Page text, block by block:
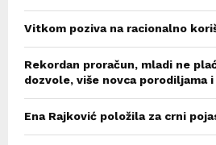
Vitkom poziva na racionalno
Rekordan proračun, mladi ne
dozvole, više novca
Ena Rajković položila za crni